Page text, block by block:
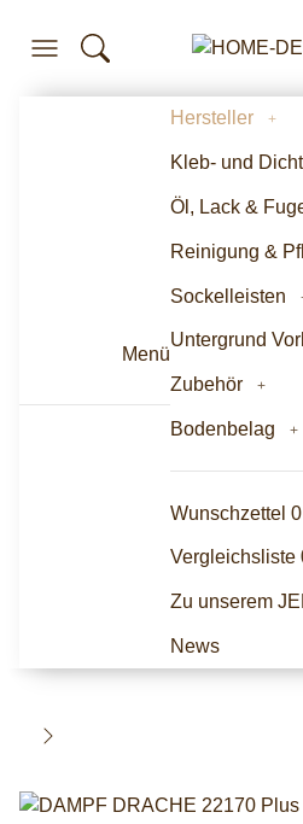
Menü
Hersteller
Kleb- und
Öl, Lack &
Reinigung &
Sockelleisten
Untergrund
Zubehör
Bodenbelag
Wunschzettel 0
Vergleichsliste
Zu unserem
News